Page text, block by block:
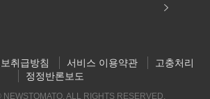
취급방침 서비스 이용약관
고충처리
정정반론보도
ALL RIGHTS RESERVED.